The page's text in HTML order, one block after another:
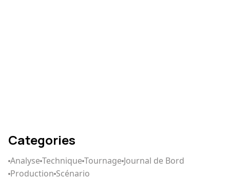
Categories
AnalyseTechniqueTournage Journal de Bord
Production Scénario